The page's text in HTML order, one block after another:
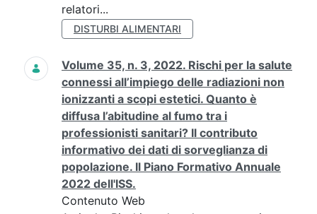
relatori...
DISTURBI ALIMENTARI
Volume 35, n. 3, 2022. Rischi per la salute
connessi all’impiego delle radiazioni non
ionizzanti a scopi estetici. Quanto è
diffusa l’abitudine al fumo tra i
professionisti sanitari? Il contributo
informativo dei dati di sorveglianza di
popolazione. Il Piano Formativo Annuale
2022 dell'ISS.
Contenuto Web